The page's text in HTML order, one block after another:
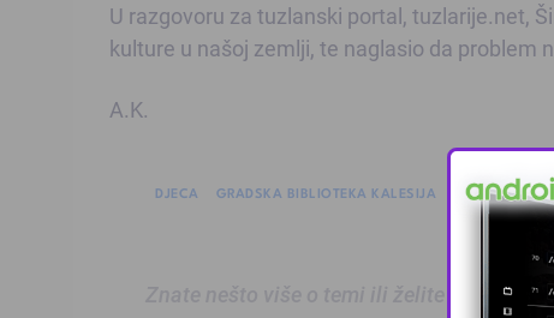
U razgovoru za tuzlanski portal, tuzlarije.net,
kulture u našoj zemlji, te naglasio da problem
A.K.
DJECA GRADSKA BIBLIOTEKA KALESIJA KALESIJA
Znate nešto više o temi ili želite prijaviti